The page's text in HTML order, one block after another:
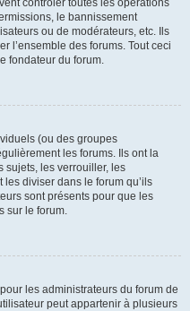
contrôler toutes les opérations
le bannissement
ou de modérateurs, etc. Ils
l’ensemble des forums. Tout ceci
fondateur du forum.
(ou des groupes
les forums. Ils ont la
sujets, les verrouiller, les
diviser dans le forum qu’ils
sont présents pour que les
sur le forum.
les administrateurs du forum de
peut appartenir à plusieurs